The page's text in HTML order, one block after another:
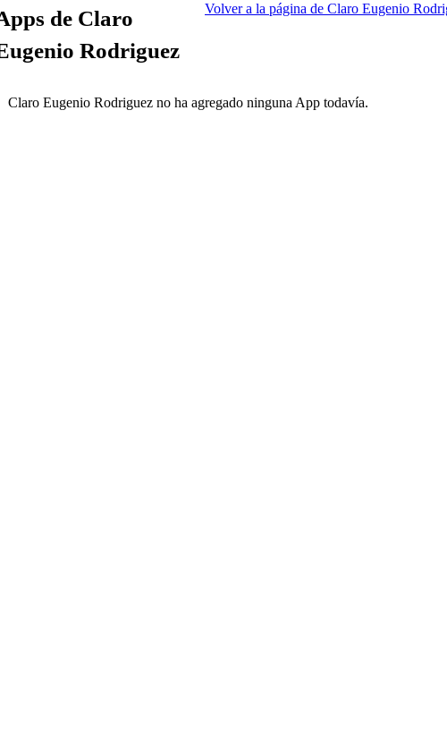
Volver a la página de Claro Eugenio
de Claro
Rodriguez
Claro Eugenio Rodriguez no ha agregado ninguna App todavía.